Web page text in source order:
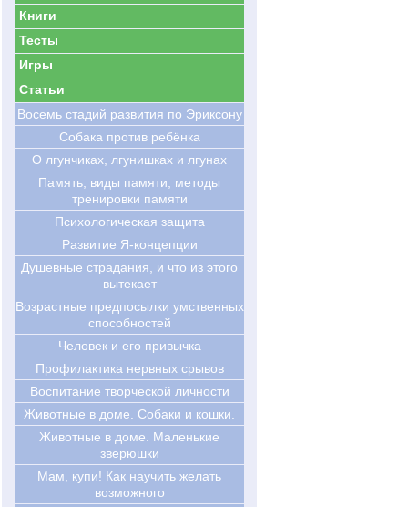
Книги
Тесты
Игры
Статьи
Восемь стадий развития по Эриксону
Cобака против ребёнка
О лгунчиках, лгунишках и лгунах
Память, виды памяти, методы
тренировки памяти
Психологическая защита
Развитие Я-концепции
Душевные страдания, и что из этого
вытекает
Возрастные предпосылки умственных
способностей
Человек и его привычка
Профилактика нервных срывов
Воспитание творческой личности
Животные в доме. Собаки и кошки.
Животные в доме. Маленькие
зверюшки
Мам, купи! Как научить желать
возможного